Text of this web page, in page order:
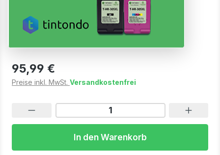
W2201A W2202A W2203A 220A
BKCMY 4er Set
95,99 €
Preise inkl. MwSt. Versandkostenfrei
In den Warenkorb